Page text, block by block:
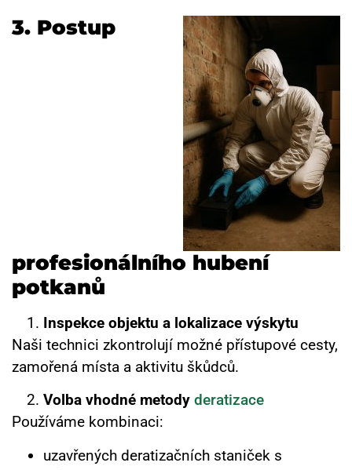
3. Postup
profesionálního hubení
potkanů
Inspekce objektu a lokalizace výskytu
Naši technici zkontrolují možné přístupové cesty,
zamořená místa a aktivitu škůdců.
Volba vhodné metody deratizace
Používáme kombinaci:
uzavřených deratizačních staniček s